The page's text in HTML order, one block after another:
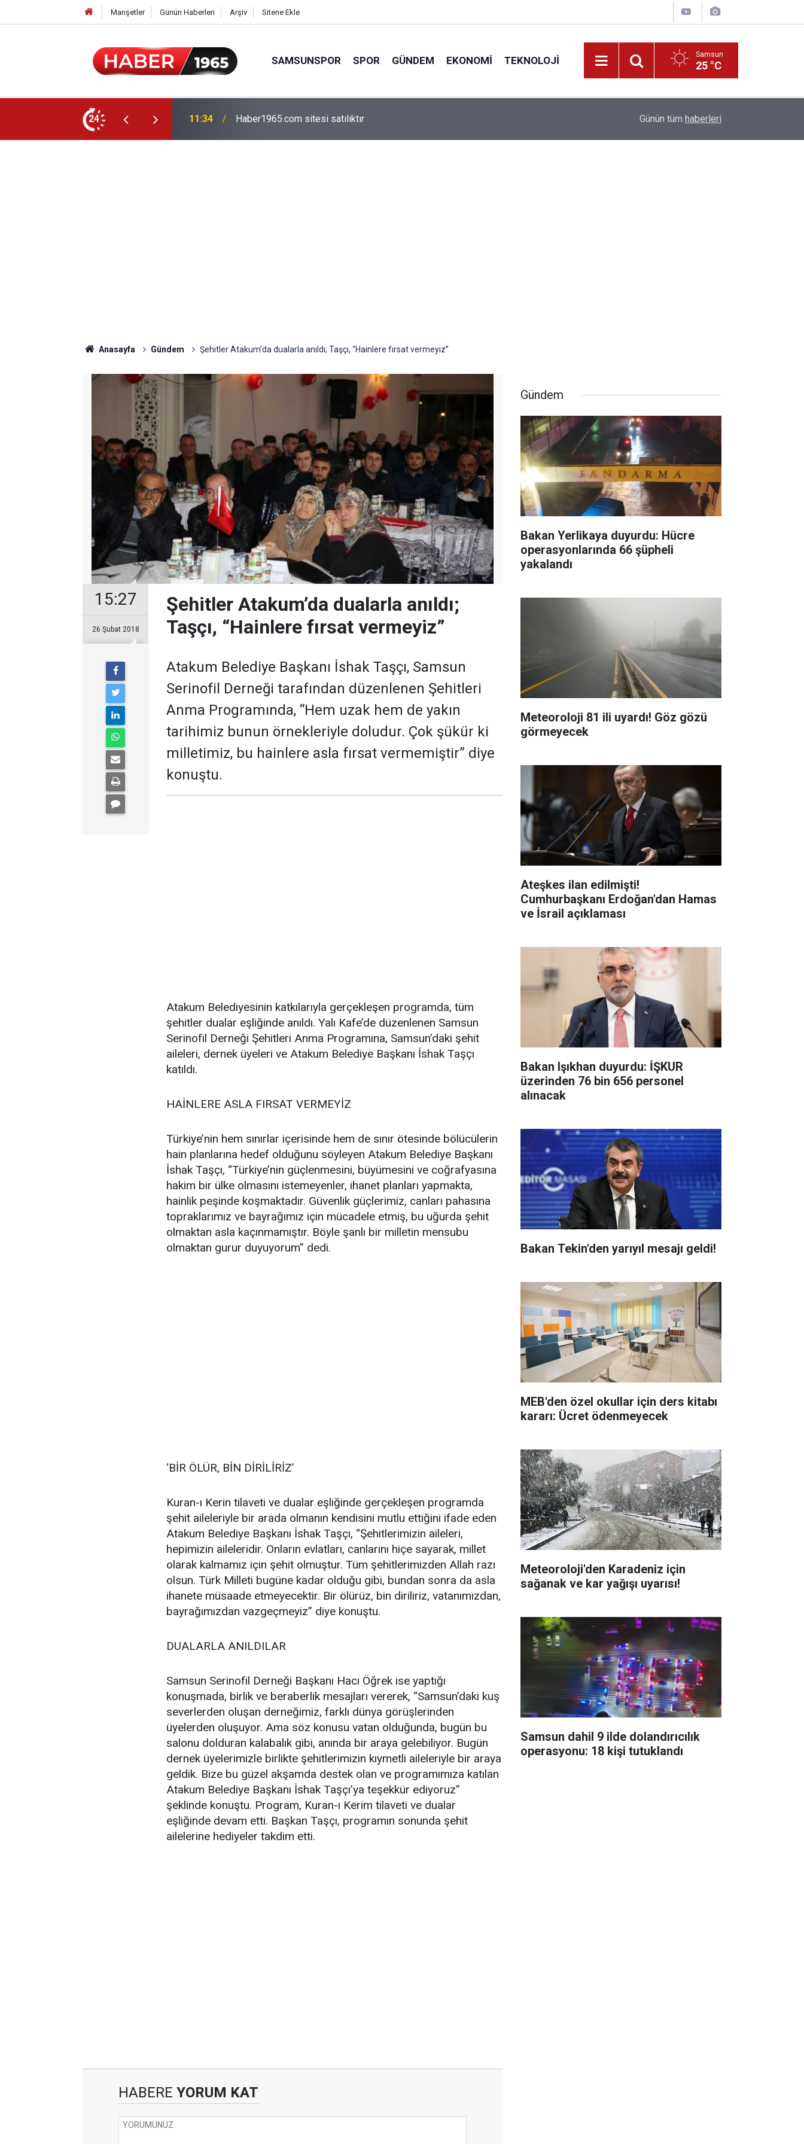
Manşetler Günün Haberleri Arşiv Sitene Ekle
SAMSUNSPOR SPOR GÜNDEM EKONOMI TEKNOLOJI Samsun
25 °C
24 15:52 Milyonlarca emekliyi ilgilendiriyor: Zamlı maaşlar hesaplarda Fahiş fiyatlar nedeniyle işletmelere 101 milyon
Günün tüm haberleri
Anasayfa Gündem Şehitler Atakum’da dualarla anıldı; Taşçı, “Hainlere fırsat vermeyiz”
15:27
26 Şubat 2018
Şehitler Atakum’da dualarla anıldı;
Taşçı, “Hainlere fırsat vermeyiz”
Atakum Belediye Başkanı İshak Taşçı, Samsun
Serinofil Derneği tarafından düzenlenen Şehitleri
Anma Programında, “Hem uzak hem de yakın
tarihimiz bunun örnekleriyle doludur. Çok şükür ki
milletimiz, bu hainlere asla fırsat vermemiştir” diye
konuştu.
Atakum Belediyesinin katkılarıyla gerçekleşen programda, tüm
şehitler dualar eşliğinde anıldı. Yalı Kafe’de düzenlenen Samsun
Serinofil Derneği Şehitleri Anma Programına, Samsun’daki şehit
aileleri, dernek üyeleri ve Atakum Belediye Başkanı İshak Taşçı
katıldı.
HAİNLERE ASLA FIRSAT VERMEYİZ
Türkiye’nin hem sınırlar içerisinde hem de sınır ötesinde bölücülerin
hain planlarına hedef olduğunu söyleyen Atakum Belediye Başkanı
İshak Taşçı, “Türkiye’nin güçlenmesini, büyümesini ve coğrafyasına
hakim bir ülke olmasını istemeyenler, ihanet planları yapmakta,
hainlik peşinde koşmaktadır. Güvenlik güçlerimiz, canları pahasına
topraklarımız ve bayrağımız için mücadele etmiş, bu uğurda şehit
olmaktan asla kaçınmamıştır. Böyle şanlı bir milletin mensubu
olmaktan gurur duyuyorum” dedi.
‘BİR ÖLÜR, BİN DİRİLİRİZ’
Kuran-ı Kerin tilaveti ve dualar eşliğinde gerçekleşen programda
şehit aileleriyle bir arada olmanın kendisini mutlu ettiğini ifade eden
Atakum Belediye Başkanı İshak Taşçı, “Şehitlerimizin aileleri,
hepimizin aileleridir. Onların evlatları, canlarını hiçe sayarak, millet
olarak kalmamız için şehit olmuştur. Tüm şehitlerimizden Allah razı
olsun. Türk Milleti bugüne kadar olduğu gibi, bundan sonra da asla
ihanete müsaade etmeyecektir. Bir ölürüz, bin diriliriz, vatanımızdan,
bayrağımızdan vazgeçmeyiz” diye konuştu.
DUALARLA ANILDILAR
Samsun Serinofil Derneği Başkanı Hacı Öğrek ise yaptığı
konuşmada, birlik ve beraberlik mesajları vererek, “Samsun’daki kuş
severlerden oluşan derneğimiz, farklı dünya görüşlerinden
üyelerden oluşuyor. Ama söz konusu vatan olduğunda, bugün bu
salonu dolduran kalabalık gibi, anında bir araya gelebiliyor. Bugün
dernek üyelerimizle birlikte şehitlerimizin kıymetli aileleriyle bir araya
geldik. Bize bu güzel akşamda destek olan ve programımıza katılan
Atakum Belediye Başkanı İshak Taşçı’ya teşekkür ediyoruz”
şeklinde konuştu. Program, Kuran-ı Kerim tilaveti ve dualar
eşliğinde devam etti. Başkan Taşçı, programın sonunda şehit
ailelerine hediyeler takdim etti.
HABERE YORUM KAT
Gündem
Bakan Yerlikaya duyurdu: Hücre
operasyonlarında 66 şüpheli
yakalandı
Meteoroloji 81 ili uyardı! Göz gözü
görmeyecek
Ateşkes ilan edilmişti!
Cumhurbaşkanı Erdoğan'dan Hamas
ve İsrail açıklaması
Bakan Işıkhan duyurdu: İŞKUR
üzerinden 76 bin 656 personel
alınacak
Bakan Tekin'den yarıyıl mesajı geldi!
MEB'den özel okullar için ders kitabı
kararı: Ücret ödenmeyecek
Meteoroloji'den Karadeniz için
sağanak ve kar yağışı uyarısı!
Samsun dahil 9 ilde dolandırıcılık
operasyonu: 18 kişi tutuklandı